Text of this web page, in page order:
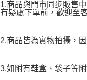
1.商品與門市同步販售
有疑慮下單前，歡迎至
2.商品皆為實物拍攝，
3.如附有鞋盒、袋子等